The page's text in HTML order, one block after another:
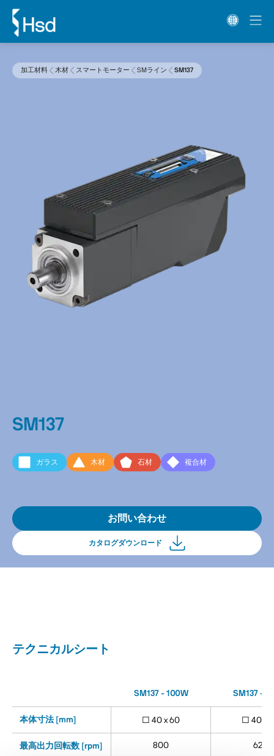
加工材料 木材 スマートモーター SMライン SM137
SM137
ガラス 木材 石材 複合材
お問い合わせ
カタログダウンロード
テクニカルシート
SM137 - 100W SM137 -
本体寸法 [mm] □ 40 x 60 □ 40 x
最高出力回転数 [rpm] 800 625